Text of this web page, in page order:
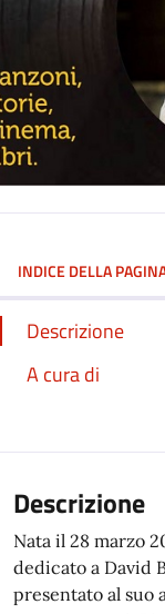
INDICE DELLA
Descrizione
A cura di
Descrizione
Nata il 28 marzo
dedicato a David
presentato al suo